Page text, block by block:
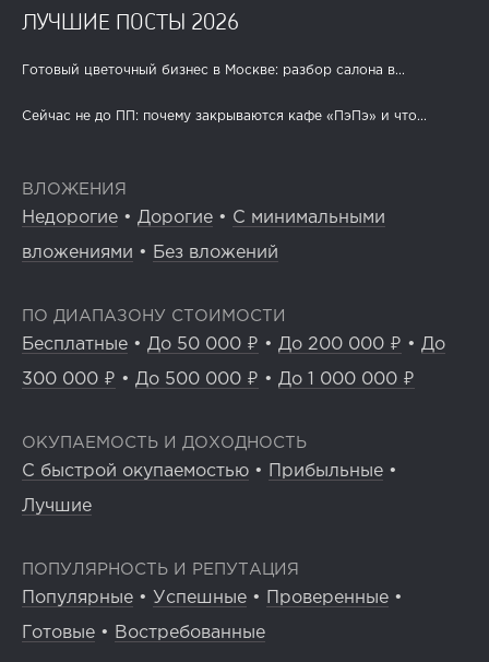
ЛУЧШИЕ ПОСТЫ 2026
Готовый цветочный бизнес в Москве: разбор салона в...
Сейчас не до ПП: почему закрываются кафе «ПэПэ» и что...
ВЛОЖЕНИЯ
Недорогие • Дорогие • С минимальными
вложениями • Без вложений
ПО ДИАПАЗОНУ СТОИМОСТИ
Бесплатные • До 50 000 ₽ • До 200 000 ₽ • До
300 000 ₽ • До 500 000 ₽ • До 1 000 000 ₽
ОКУПАЕМОСТЬ И ДОХОДНОСТЬ
С быстрой окупаемостью • Прибыльные •
Лучшие
ПОПУЛЯРНОСТЬ И РЕПУТАЦИЯ
Популярные • Успешные • Проверенные •
Готовые • Востребованные